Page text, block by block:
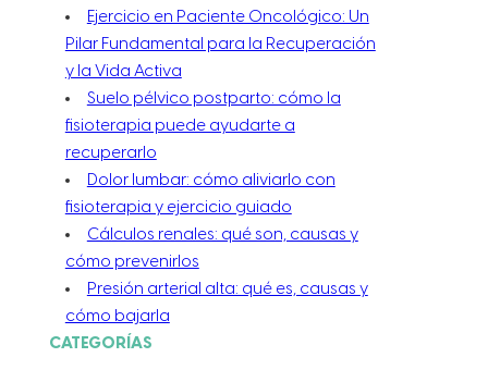
Ejercicio en Paciente Oncológico: Un
Pilar Fundamental para la Recuperación
y la Vida Activa
Suelo pélvico postparto: cómo la
fisioterapia puede ayudarte a
recuperarlo
Dolor lumbar: cómo aliviarlo con
fisioterapia y ejercicio guiado
Cálculos renales: qué son, causas y
cómo prevenirlos
Presión arterial alta: qué es, causas y
cómo bajarla
CATEGORÍAS